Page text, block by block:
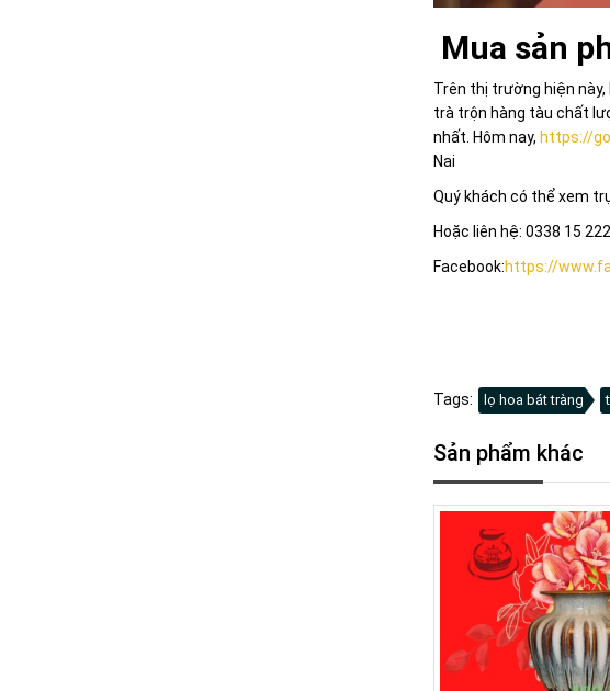
Mua sản
Trên thị trường hiện
trà trộn hàng tàu chất
nhất. Hôm nay, https://
Nai
Quý khách có thể xem
Hoặc liên hệ: 0338 15
Facebook:https://
Tags: lọ hoa bát tràng
Sản phẩm khác